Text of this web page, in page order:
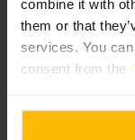
combine it with
them or that
services. You
consent from the
Billede /
“Franske